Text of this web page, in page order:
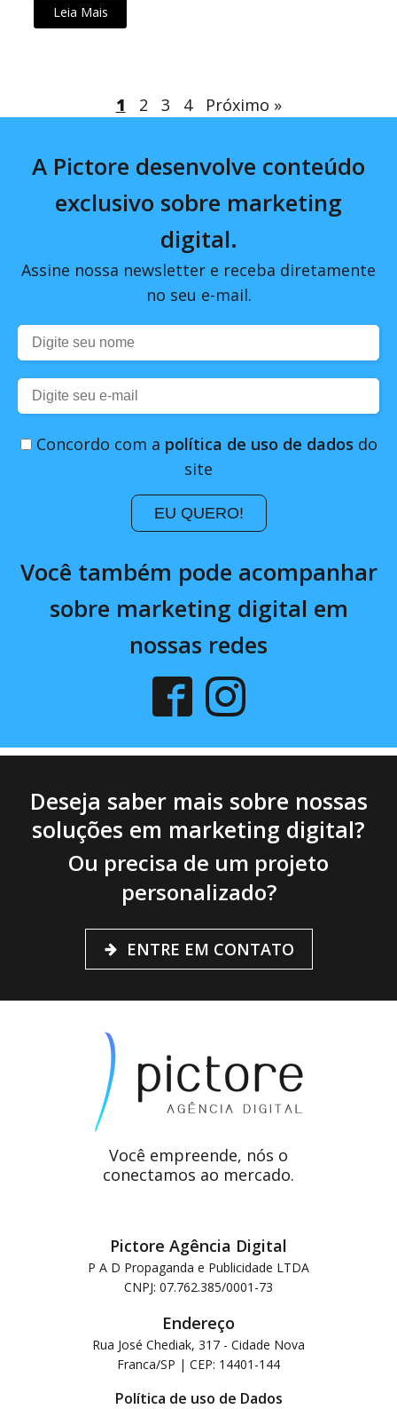
Leia Mais
1 2 3 4 Próximo »
A Pictore desenvolve conteúdo
exclusivo sobre marketing
digital.
Assine nossa newsletter e receba diretamente
no seu e-mail.
Concordo com a política de uso de dados do
site
EU QUERO!
Você também pode acompanhar
sobre marketing digital em
nossas redes
Deseja saber mais sobre nossas
soluções em marketing digital?
Ou precisa de um projeto
personalizado?
ENTRE EM CONTATO
Você empreende, nós o
conectamos ao mercado.
Pictore Agência Digital
P A D Propaganda e Publicidade LTDA
CNPJ: 07.762.385/0001-73
Endereço
Rua José Chediak, 317 - Cidade Nova
Franca/SP | CEP: 14401-144
Política de uso de Dados